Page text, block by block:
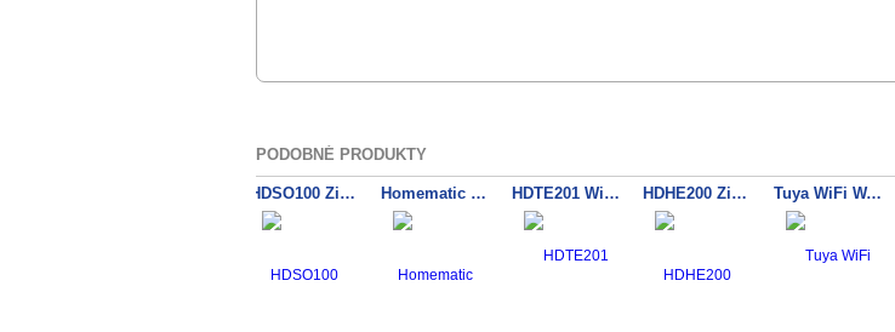
PODOBNÉ PRODUKTY
HDSO100 Zigbee TUYA SMART tlačítko Homematic IP Starter Set Smoke Detection HDTE201 WiFi TUYA LCD detektor teploty a vlhkosti HDHE200 Zigbee TUYA detekce přítomnosti osob Tuya WiFi WATER sensor